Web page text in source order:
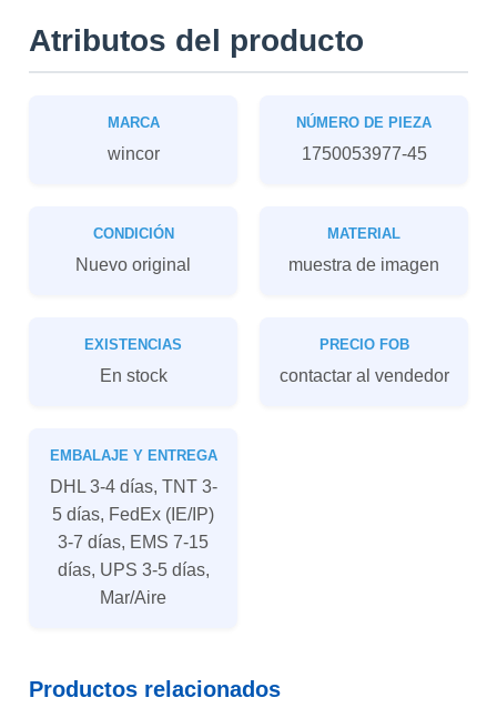
Atributos del producto
MARCA
wincor
NÚMERO DE PIEZA
1750053977-45
CONDICIÓN
Nuevo original
MATERIAL
muestra de imagen
EXISTENCIAS
En stock
PRECIO FOB
contactar al vendedor
EMBALAJE Y ENTREGA
DHL 3-4 días, TNT 3-
5 días, FedEx (IE/IP)
3-7 días, EMS 7-15
días, UPS 3-5 días,
Mar/Aire
Productos relacionados